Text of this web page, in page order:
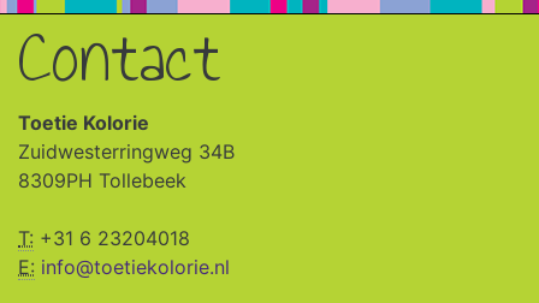
Contact
Toetie Kolorie
Zuidwesterringweg 34B
8309PH Tollebeek
T: +31 6 23204018
E: info@toetiekolorie.nl